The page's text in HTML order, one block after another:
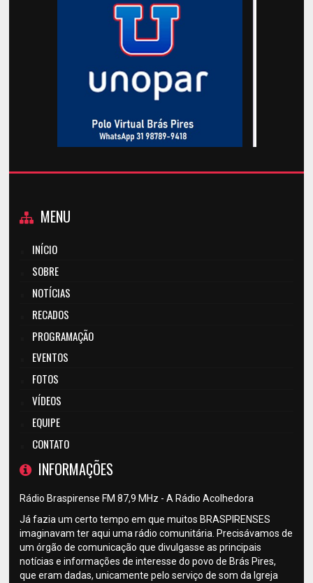
MENU
INÍCIO
SOBRE
NOTÍCIAS
RECADOS
PROGRAMAÇÃO
EVENTOS
FOTOS
VÍDEOS
EQUIPE
CONTATO
INFORMAÇÕES
Rádio Braspirense FM 87,9 MHz - A Rádio Acolhedora
Já fazia um certo tempo em que muitos BRASPIRENSES
imaginavam ter aqui uma rádio comunitária. Precisávamos de
um órgão de comunicação que divulgasse as principais
notícias e informações de interesse do povo de Brás Pires,
que eram dadas, unicamente pelo serviço de som da Igreja